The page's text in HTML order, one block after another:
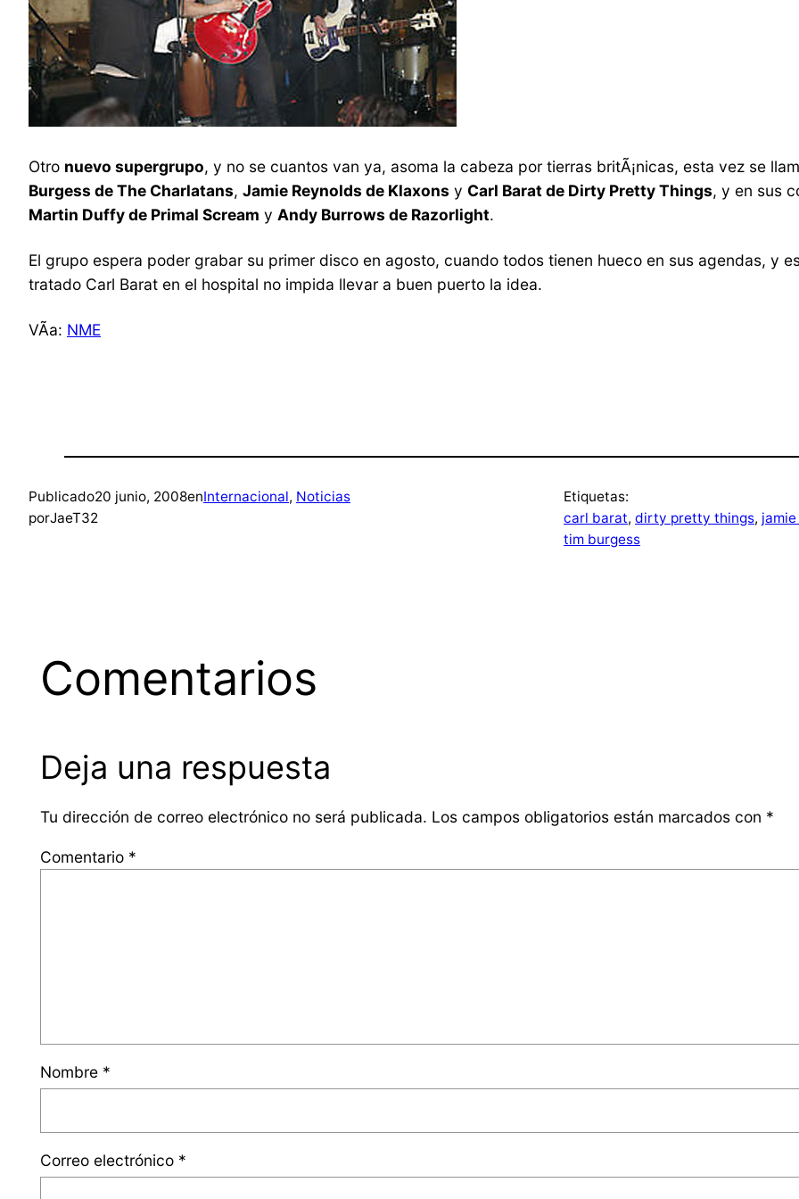
Otro nuevo supergrupo, y no se cuantos van ya, asoma la cabeza por tierras britÃ¡nicas, esta vez se
Burgess de The Charlatans, Jamie Reynolds de Klaxons y Carl Barat de Dirty Pretty Things, y en sus
Martin Duffy de Primal Scream y Andy Burrows de Razorlight.
El grupo espera poder grabar su primer disco en agosto, cuando todos tienen hueco en sus agendas, y
tratado Carl Barat en el hospital no impida llevar a buen puerto la idea.
VÃ­a: NME
Publicado20 junio, 2008enInternacional, Noticias
porJaeT32
Etiquetas:
carl barat, dirty pretty things,
tim burgess
Comentarios
Deja una respuesta
Tu dirección de correo electrónico no será publicada. Los campos obligatorios están marcados con *
Comentario *
Nombre *
Correo electrónico *